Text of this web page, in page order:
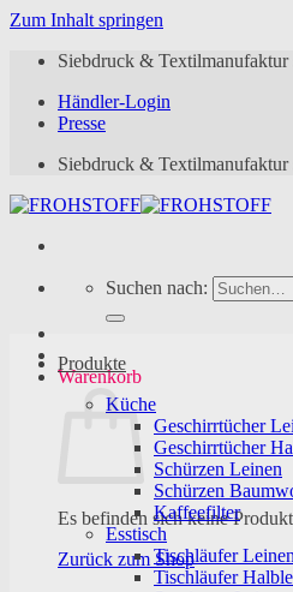
Zum Inhalt springen
Siebdruck & Textilmanufaktur
Händler-Login
Presse
Siebdruck & Textilmanufaktur
Suchen nach:
Warenkorb
Es befinden sich keine
Zurück zum Shop
Produkte
Küche
Geschirrtücher
Geschirrtücher
Schürzen Leinen
Schürzen
Kaffeefilter
Esstisch
Tischläufer Leinen
Tischläufer